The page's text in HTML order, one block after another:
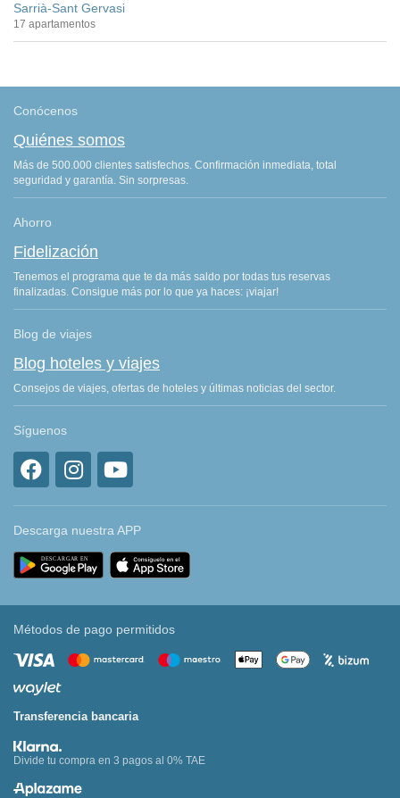
Sarrià-Sant Gervasi
17 apartamentos
Conócenos
Quiénes somos
Más de 500.000 clientes satisfechos. Confirmación inmediata, total
seguridad y garantía. Sin sorpresas.
Ahorro
Fidelización
Tenemos el programa que te da más saldo por todas tus reservas
finalizadas. Consigue más por lo que ya haces: ¡viajar!
Blog de viajes
Blog hoteles y viajes
Consejos de viajes, ofertas de hoteles y últimas noticias del sector.
Síguenos
Descarga nuestra APP
Métodos de pago permitidos
Transferencia bancaria
Divide tu compra en 3 pagos al 0% TAE